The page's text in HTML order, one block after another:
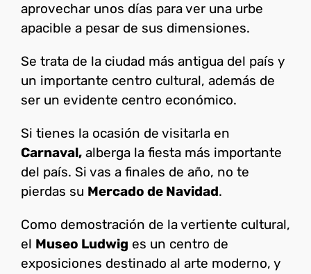
aprovechar unos días para ver una urbe
apacible a pesar de sus dimensiones.
Se trata de la ciudad más antigua del país y
un importante centro cultural, además de
ser un evidente centro económico.
Si tienes la ocasión de visitarla en
Carnaval, alberga la fiesta más importante
del país. Si vas a finales de año, no te
pierdas su Mercado de Navidad.
Como demostración de la vertiente cultural,
el Museo Ludwig es un centro de
exposiciones destinado al arte moderno, y